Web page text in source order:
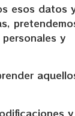
esos datos
y
y